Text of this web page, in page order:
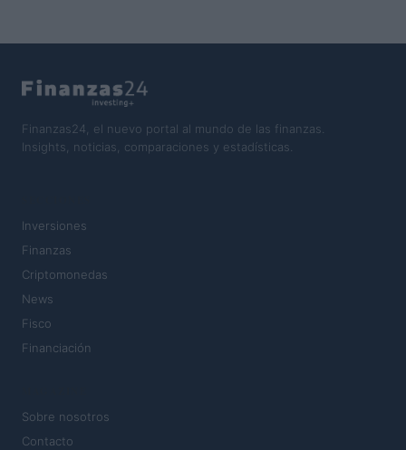
Finanzas24, el nuevo portal al mundo de las finanzas.
Insights, noticias, comparaciones y estadísticas.
Inversiones
Finanzas
Criptomonedas
News
Fisco
Financiación
Sobre nosotros
Contacto